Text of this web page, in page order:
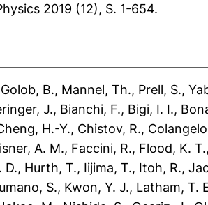
2019 (12), S. 1-654.
Golob, B., Mannel, Th., Prell, S.,
J., Bianchi, F., Bigi, I. I.,
H.-Y., Chistov, R.,
A. M., Faccini, R., Flood, K. T.
D., Hurth, T., Iijima, T., Itoh, R.,
S., Kwon, Y. J., Latham, T.